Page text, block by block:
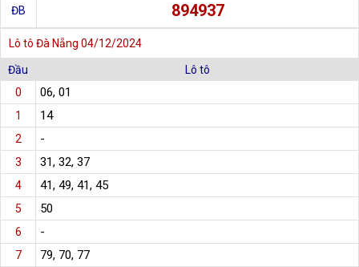
ĐB 894937
Lô tô Đà Nẵng 04/12/2024
Đầu
Lô tô
0
06, 01
1 14
2 -
3 31, 32, 37
4 41, 49, 41, 45
5 50
6 -
7 79, 70, 77